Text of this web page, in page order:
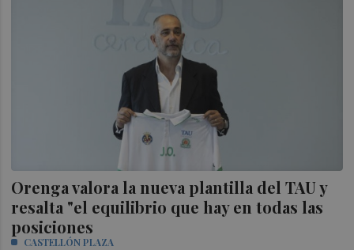
Orenga valora la nueva plantilla del TAU y
resalta "el equilibrio que hay en todas las
posiciones
CASTELLÓN PLAZA